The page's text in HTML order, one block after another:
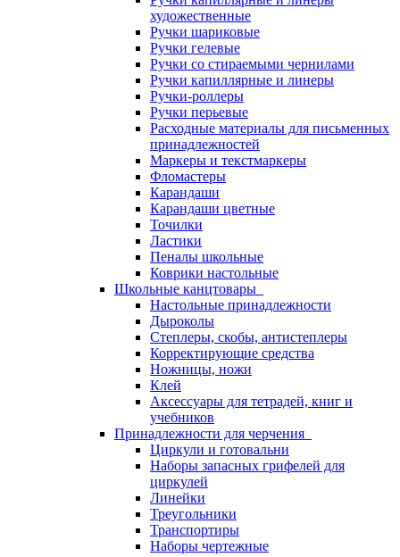
художественные
Ручки шариковые
Ручки гелевые
Ручки со стираемыми чернилами
Ручки капиллярные и линеры
Ручки-роллеры
Ручки перьевые
Расходные материалы для письменных
принадлежностей
Маркеры и текстмаркеры
Фломастеры
Карандаши
Карандаши цветные
Точилки
Ластики
Пеналы школьные
Коврики настольные
Школьные канцтовары
Настольные принадлежности
Дыроколы
Степлеры, скобы, антистеплеры
Корректирующие средства
Ножницы, ножи
Клей
Аксессуары для тетрадей, книг и
учебников
Принадлежности для черчения
Циркули и готовальни
Наборы запасных грифелей для
циркулей
Линейки
Треугольники
Транспортиры
Наборы чертежные